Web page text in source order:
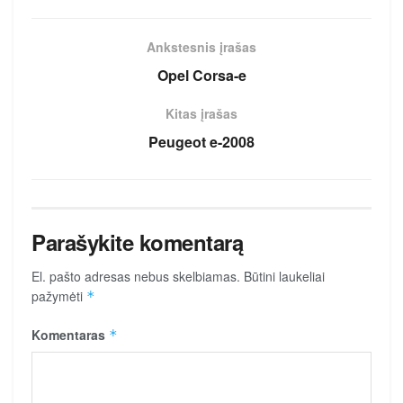
Ankstesnis įrašas
Opel Corsa-e
Kitas įrašas
Peugeot e-2008
Parašykite komentarą
El. pašto adresas nebus skelbiamas. Būtini laukeliai
pažymėti *
Komentaras *